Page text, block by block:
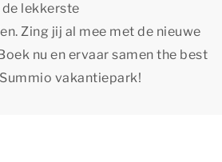
lekkerste
Zing jij al mee met de nieuwe
nu en ervaar samen the best
vakantiepark!